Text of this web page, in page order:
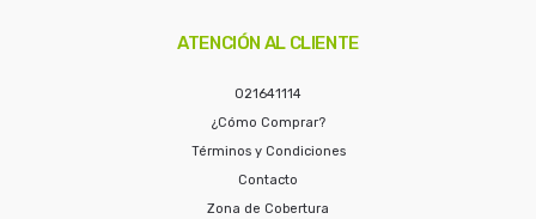
ATENCIÓN AL CLIENTE
021641114
¿Cómo Comprar?
Términos y Condiciones
Contacto
Zona de Cobertura